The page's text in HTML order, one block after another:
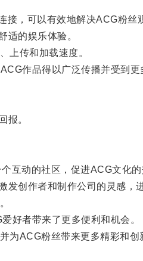
可以有效地解决ACG粉丝
的娱乐体验。
传和加载速度。
作品得以广泛传播并受到更
报。
动的社区，促进ACG文化的
创作者和制作公司的灵感，
者带来了更多便利和机会。
ACG粉丝带来更多精彩和创